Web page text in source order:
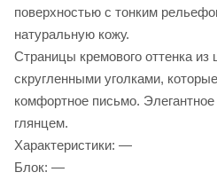
поверхностью с тонким
натуральную кожу.
Страницы кремового оттенка из
скругленными уголками,
комфортное письмо.
глянцем.
Характеристики: —
Блок: —